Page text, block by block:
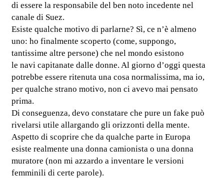
di essere la responsabile del ben noto incedente nel
canale di Suez.
Esiste qualche motivo di parlarne? Sì, ce n’è almeno
uno: ho finalmente scoperto (come, suppongo,
tantissime altre persone) che nel mondo esistono
le navi capitanate dalle donne. Al giorno d’oggi questa
potrebbe essere ritenuta una cosa normalissima, ma io,
per qualche strano motivo, non ci avevo mai pensato
prima.
Di conseguenza, devo constatare che pure un fake può
rivelarsi utile allargando gli orizzonti della mente.
Aspetto di scoprire che da qualche parte in Europa
esiste realmente una donna camionista o una donna
muratore (non mi azzardo a inventare le versioni
femminili di certe parole).